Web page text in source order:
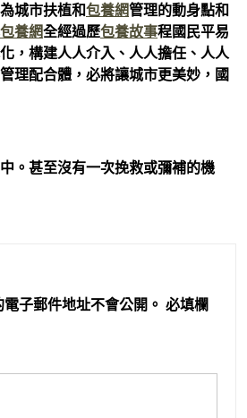
城市扶植和包養網管理的動身點和
包養網全經過歷包養故事程國民平易
，構建人人介入、人人擔任、人人
理配合體，必將讓城市更美妙，國
。甚至沒有一次挽救或彌補的機
子郵件地址不會公開。 必填欄